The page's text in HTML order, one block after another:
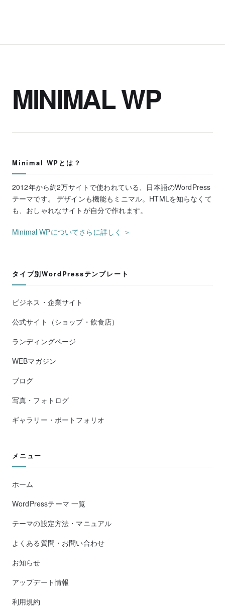
MINIMAL WP
Minimal WPとは？
2012年から約2万サイトで使われている、日本語のWordPress
テーマです。 デザインも機能もミニマル。HTMLを知らなくて
も、おしゃれなサイトが自分で作れます。
Minimal WPについてさらに詳しく ＞
タイプ別WordPressテンプレート
ビジネス・企業サイト
公式サイト（ショップ・飲食店）
ランディングページ
WEBマガジン
ブログ
写真・フォトログ
ギャラリー・ポートフォリオ
メニュー
ホーム
WordPressテーマ 一覧
テーマの設定方法・マニュアル
よくある質問・お問い合わせ
お知らせ
アップデート情報
利用規約